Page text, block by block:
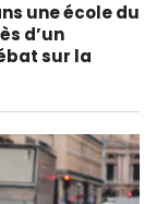
une école du
d’un
sur la